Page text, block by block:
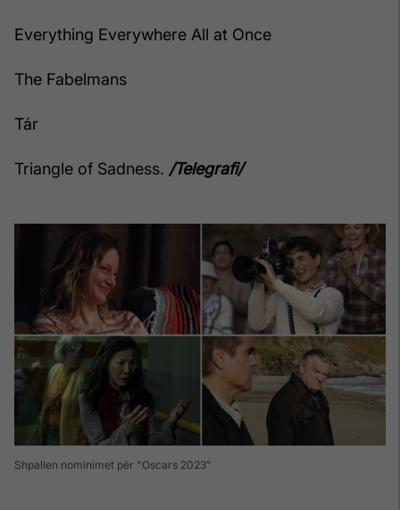
Everything Everywhere All at Once
The Fabelmans
Tár
Triangle of Sadness. /Telegrafi/
Shpallen nominimet për "Oscars 2023"